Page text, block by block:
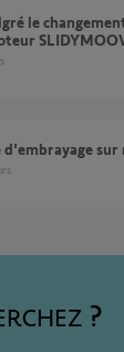
d'embrayage